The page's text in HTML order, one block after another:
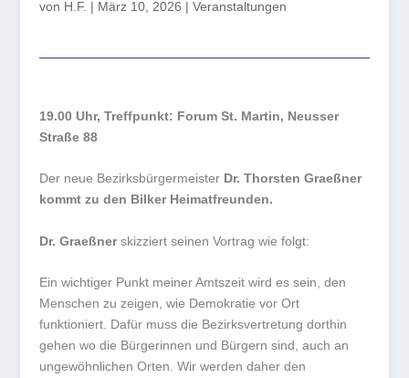
von H.F. | März 10, 2026 | Veranstaltungen
19.00 Uhr, Treffpunkt: Forum St. Martin, Neusser
Straße 88
Der neue Bezirksbürgermeister Dr. Thorsten Graeßner
kommt zu den Bilker Heimatfreunden.
Dr. Graeßnerskizziert seinen Vortrag wie folgt:
Ein wichtiger Punkt meiner Amtszeit wird es sein, den
Menschen zu zeigen, wie Demokratie vor Ort
funktioniert. Dafür muss die Bezirksvertretung dorthin
gehen wo die Bürgerinnen und Bürgern sind, auch an
ungewöhnlichen Orten. Wir werden daher den